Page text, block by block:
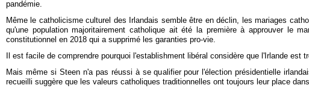
pandémie.
Même le catholicisme culturel des Irlandais semble être en déclin, les mariages
qu'une population majoritairement catholique ait été la première à approuver le
constitutionnel en 2018 qui a supprimé les garanties pro-vie.
Il est facile de comprendre pourquoi l'establishment libéral considère que l'Irlande est
Mais même si Steen n'a pas réussi à se qualifier pour l'élection présidentielle
recueilli suggère que les valeurs catholiques traditionnelles ont toujours leur place